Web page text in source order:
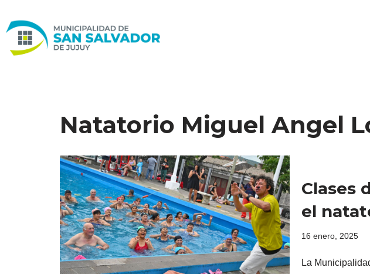
Ir
al
Natatorio Miguel Angel
Clases
el
16 enero, 2025
La